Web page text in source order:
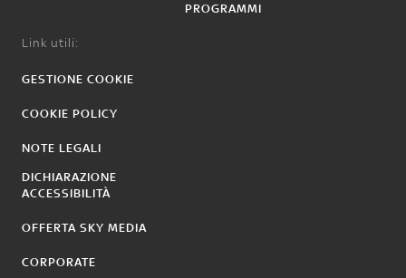
PROGRAMMI
Link utili:
GESTIONE COOKIE
COOKIE POLICY
NOTE LEGALI
DICHIARAZIONE
ACCESSIBILITÀ
OFFERTA SKY MEDIA
CORPORATE